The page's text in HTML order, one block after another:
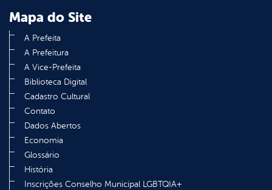
Mapa do Site
A Prefeita
A Prefeitura
A Vice-Prefeita
Biblioteca Digital
Cadastro Cultural
Contato
Dados Abertos
Economia
Glossário
História
Inscrições Conselho Municipal LGBTQIA+